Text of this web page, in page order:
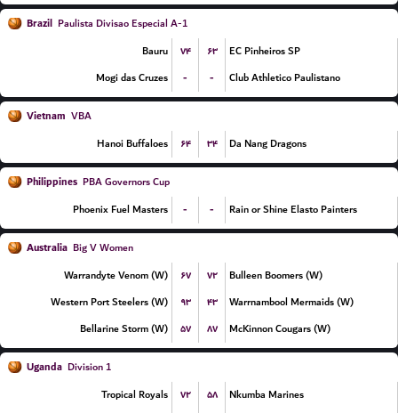
Brazil Paulista Divisao Especial A-1
Bauru
۷۴ ۶۳
EC Pinheiros SP
Mogi das Cruzes
- - Club Athletico Paulistano
Vietnam VBA
Hanoi Buffaloes
۶۴ ۳۴ Da Nang Dragons
Philippines PBA Governors Cup
Phoenix Fuel Masters
- - Rain or Shine Elasto Painters
Australia Big V Women
Warrandyte Venom (W)
۶۷ ۷۲
Bulleen Boomers (W)
Western Port Steelers (W)
۹۳ ۴۳
Warrnambool Mermaids (W)
Bellarine Storm (W)
۵۷ ۸۷ McKinnon Cougars (W)
Uganda Division 1
Tropical Royals
۷۲ ۵۸ Nkumba Marines